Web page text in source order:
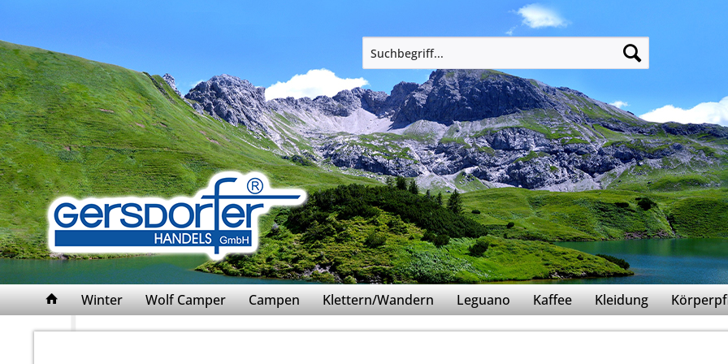
Winter Wolf Camper Campen Klettern/Wandern Leguano Kaffee Kleidung